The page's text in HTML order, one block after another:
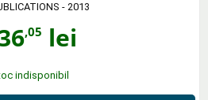
- 2013
,05 lei
indisponibil